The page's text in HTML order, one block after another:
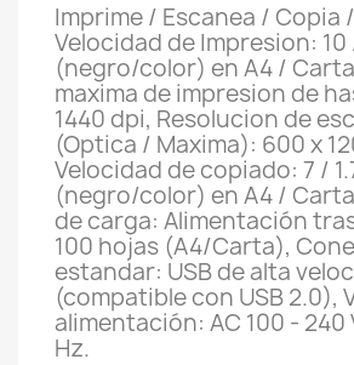
Imprime / Escanea / Copia
Velocidad de Impresion: 10
(negro/color) en A4 /
maxima de impresion de
1440 dpi, Resolucion de
(Optica / Maxima): 600 x
Velocidad de copiado: 7 /
(negro/color) en A4 /
de carga: Alimentación
100 hojas (A4/Carta),
estandar: USB de alta
(compatible con USB 2.0),
alimentación: AC 100 - 240
Hz.